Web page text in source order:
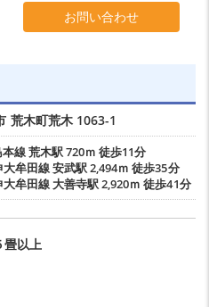
お問い合わせ
荒木町荒木1063-1
本線荒木駅720ｍ 徒歩11分
牟田線安武駅2,494ｍ 徒歩35分
牟田線大善寺駅2,920ｍ 徒歩41分
畳以上